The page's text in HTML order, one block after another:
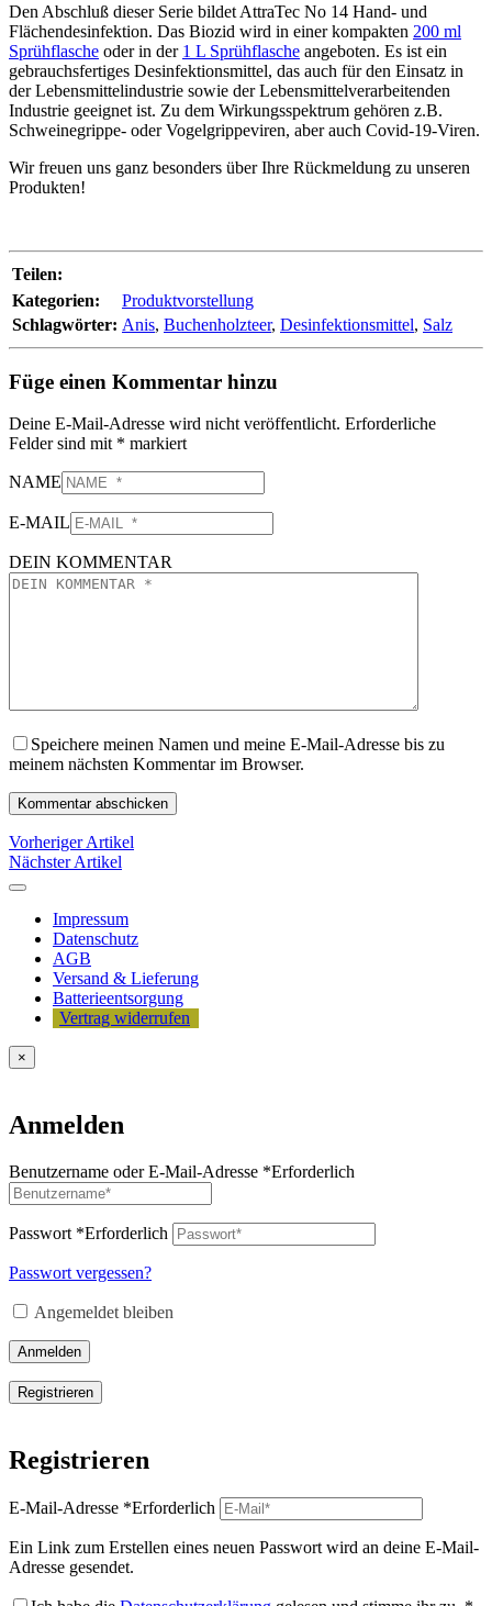
Den Abschluß dieser Serie bildet AttraTec No 14 Hand- und
Flächendesinfektion. Das Biozid wird in einer kompakten 200 ml
Sprühflasche oder in der 1 L Sprühflasche angeboten. Es ist ein
gebrauchsfertiges Desinfektionsmittel, das auch für den Einsatz in
der Lebensmittelindustrie sowie der Lebensmittelverarbeitenden
Industrie geeignet ist. Zu dem Wirkungsspektrum gehören z.B.
Schweinegrippe- oder Vogelgrippeviren, aber auch Covid-19-Viren.
Wir freuen uns ganz besonders über Ihre Rückmeldung zu unseren
Produkten!
Teilen:
Kategorien:
Produktvorstellung
Schlagwörter: Anis, Buchenholzteer, Desinfektionsmittel, Salz
Füge einen Kommentar hinzu
Deine E-Mail-Adresse wird nicht veröffentlicht. Erforderliche
Felder sind mit * markiert
NAME
E-MAIL
DEIN KOMMENTAR
Speichere meinen Namen und meine E-Mail-Adresse bis zu
meinem nächsten Kommentar im Browser.
Vorheriger Artikel
Nächster Artikel
Impressum
Datenschutz
AGB
Versand & Lieferung
Batterieentsorgung
Vertrag widerrufen
×
Anmelden
Benutzername oder E-Mail-Adresse *Erforderlich
Passwort *Erforderlich
Passwort vergessen?
Angemeldet bleiben
Anmelden
Registrieren
Registrieren
E-Mail-Adresse *Erforderlich
Ein Link zum Erstellen eines neuen Passwort wird an deine E-Mail-
Adresse gesendet.